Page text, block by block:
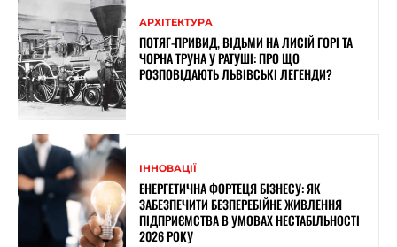
АРХІТЕКТУРА
ПОТЯГ-ПРИВИД, ВІДЬМИ НА ЛИСІЙ ГОРІ ТА
ЧОРНА ТРУНА У РАТУШІ: ПРО ЩО
РОЗПОВІДАЮТЬ ЛЬВІВСЬКІ ЛЕГЕНДИ?
ІННОВАЦІЇ
ЕНЕРГЕТИЧНА ФОРТЕЦЯ БІЗНЕСУ: ЯК
ЗАБЕЗПЕЧИТИ БЕЗПЕРЕБІЙНЕ ЖИВЛЕННЯ
ПІДПРИЄМСТВА В УМОВАХ НЕСТАБІЛЬНОСТІ
2026 РОКУ